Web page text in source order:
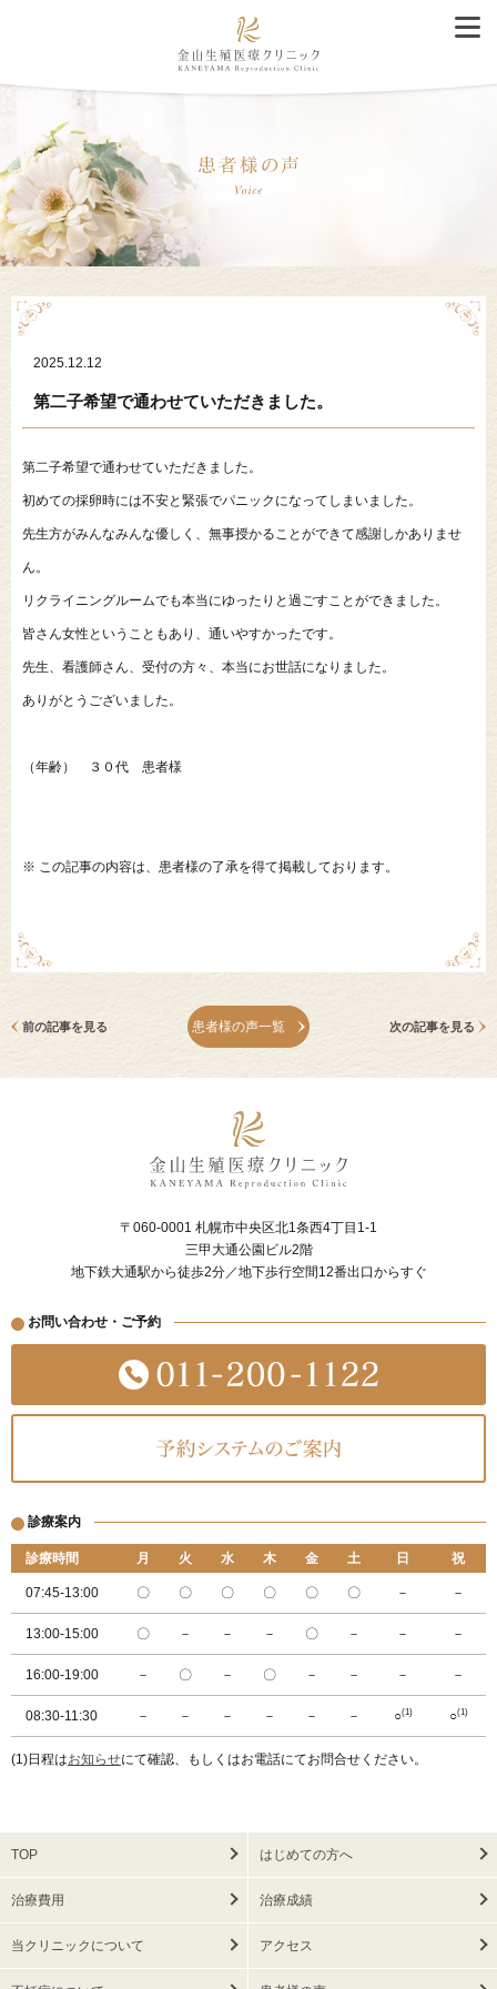
2025.12.12
第二子希望で通わせていただきました。
第二子希望で通わせていただきました。
初めての採卵時には不安と緊張でパニックになってしまいました。
先生方がみんなみんな優しく、無事授かることができて感謝しかありませ
ん。
リクライニングルームでも本当にゆったりと過ごすことができました。
皆さん女性ということもあり、通いやすかったです。
先生、看護師さん、受付の方々、本当にお世話になりました。
ありがとうございました。
（年齢） ３０代 患者様
※ この記事の内容は、患者様の了承を得て掲載しております。
前の記事を見る 患者様の声一覧 次の記事を見る
〒060-0001 札幌市中央区北1条西4丁目1-1
三甲大通公園ビル2階
地下鉄大通駅から徒歩2分／地下歩行空間12番出口からすぐ
お問い合わせ・ご予約
診療案内
診療時間 月 火 水 木 金 土 日 祝
07:45-13:00 〇 〇 〇 〇 〇 〇 － －
13:00-15:00 〇 － － － 〇 － － －
16:00-19:00 － 〇 － 〇 － － － －
08:30-11:30 － － － － － － ○(1) ○(1)
(1)日程はお知らせにて確認、もしくはお電話にてお問合せください。
TOP はじめての方へ
治療費用 治療成績
当クリニックについて アクセス